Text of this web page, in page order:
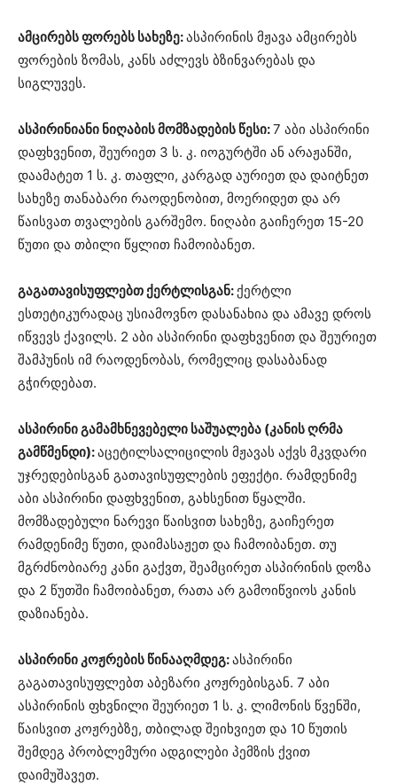
ამცირებს ფორებს სახეზე:ასპირინის მჟავა ამცირებს
ფორების ზომას, კანს აძლევს ბზინვარებას და
სიგლუვეს.
ასპირინიანი ნიღაბის მომზადების წესი:7 აბი ასპირინი
დაფხვენით, შეურიეთ 3 ს. კ. იოგურტში ან არაჟანში,
დაამატეთ 1 ს. კ. თაფლი, კარგად აურიეთ და დაიტნეთ
სახეზე თანაბარი რაოდენობით, მოერიდეთ და არ
წაისვათ თვალების გარშემო. ნიღაბი გაიჩერეთ 15-20
წუთი და თბილი წყლით ჩამოიბანეთ.
გაგათავისუფლებთ ქერტლისგან:ქერტლი
ესთეტიკურადაც უსიამოვნო დასანახია და ამავე დროს
იწვევს ქავილს. 2 აბი ასპირინი დაფხვენით და შეურიეთ
შამპუნის იმ რაოდენობას, რომელიც დასაბანად
გჭირდებათ.
ასპირინი გამამხნევებელი საშუალება (კანის ღრმა
გამწმენდი):აცეტილსალიცილის მჟავას აქვს მკვდარი
უჯრედებისგან გათავისუფლების ეფექტი. რამდენიმე
აბი ასპირინი დაფხვენით, გახსენით წყალში.
მომზადებული ნარევი წაისვით სახეზე, გაიჩერეთ
რამდენიმე წუთი, დაიმასაჟეთ და ჩამოიბანეთ. თუ
მგრძნობიარე კანი გაქვთ, შეამცირეთ ასპირინის დოზა
და 2 წუთში ჩამოიბანეთ, რათა არ გამოიწვიოს კანის
დაზიანება.
ასპირინი კოჟრების წინააღმდეგ:ასპირინი
გაგათავისუფლებთ აბეზარი კოჟრებისგან. 7 აბი
ასპირინის ფხვნილი შეურიეთ 1 ს. კ. ლიმონის წვენში,
წაისვით კოჟრებზე, თბილად შეიხვიეთ და 10 წუთის
შემდეგ პრობლემური ადგილები პემზის ქვით
დაიმუშავეთ.